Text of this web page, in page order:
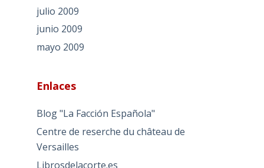
julio 2009
junio 2009
mayo 2009
Enlaces
Blog "La Facción Española"
Centre de reserche du château de
Versailles
Librosdelacorte.es